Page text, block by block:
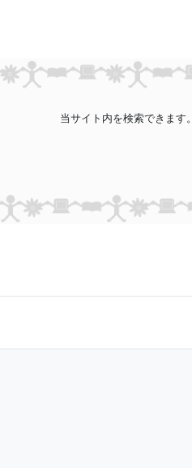
当サイト内を検索できます。